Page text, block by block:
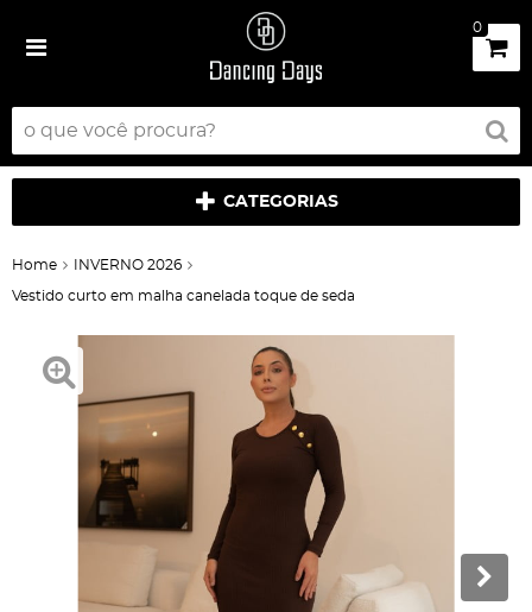
0
CATEGORIAS
Home INVERNO 2026
Vestido curto em malha canelada toque de seda